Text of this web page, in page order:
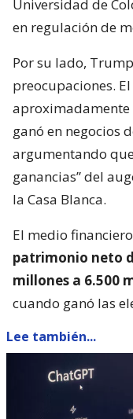
Universidad de
en regulación de
Por su lado,
preocupaciones.
aproximadamente
ganó en negocios
argumentando
ganancias” del
la Casa Blanca.
El medio
patrimonio neto
millones a 6.500
cuando ganó las
Lee también...